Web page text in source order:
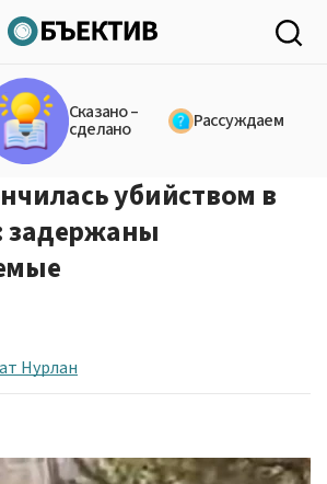
Сказано –
сделано Рассуждаем
убийством в
Нурлан